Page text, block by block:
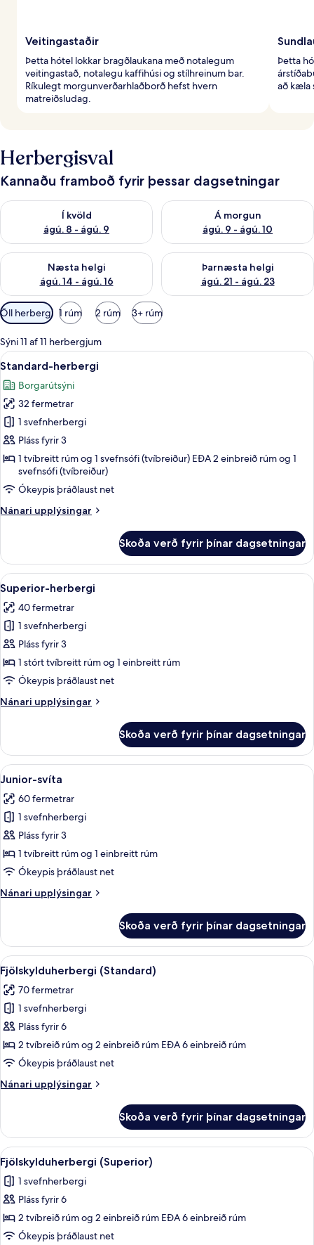
Veitingastaðir
Þetta hótel lokkar bragðlaukana með notalegum
veitingastað, notalegu kaffihúsi og stílhreinum bar.
Ríkulegt morgunverðarhlaðborð hefst hvern
matreiðsludag.
Þetta
að kæla
Herbergisval
Kannaðu framboð fyrir þessar dagsetningar
Í kvöld
ágú. 8 - ágú. 9
Athuga framboð í kvöld ágú. 8 - ágú. 9
Á morgun
ágú. 9 - ágú. 10
Athuga framboð á morgun
Næsta helgi
ágú. 14 - ágú. 16
Athuga framboð næstu helgi ágú. 14 - ágú. 16
Þarnæsta helgi
ágú. 21 - ágú. 23
Athuga framboð þarnæstu
Síur
í
boði
fyrir
herbergi
Öll herbergi 1 rúm 2 rúm 3+ rúm
Sýni 11 af 11 herbergjum
Skoða
allar
myndir
fyrir
Standard-
herbergi
Standard-herbergi | Rúmföt af
9
Standard-herbergi
Borgarútsýni
32 fermetrar
1 svefnherbergi
Pláss fyrir 3
1 tvíbreitt rúm og 1 svefnsófi (tvíbreiður) EÐA 2 einbreið rúm og 1
svefnsófi (tvíbreiður)
Ókeypis þráðlaust net
Nánari upplýsingar
Nánari
herbergi
Skoða verð fyrir þínar dagsetningar
Skoða
allar
myndir
fyrir
Superior-
herbergi
Superior-herbergi | Rúmföt af
9
Superior-herbergi
40 fermetrar
1 svefnherbergi
Pláss fyrir 3
1 stórt tvíbreitt rúm og 1 einbreitt rúm
Ókeypis þráðlaust net
Nánari upplýsingar
Nánari
herbergi
Skoða verð fyrir þínar dagsetningar
Skoða
allar
myndir
fyrir
Junior-
svíta
Junior-svíta | Rúmföt af bestu gerð,
13
Junior-svíta
60 fermetrar
1 svefnherbergi
Pláss fyrir 3
1 tvíbreitt rúm og 1 einbreitt rúm
Ókeypis þráðlaust net
Nánari upplýsingar
Nánari
svíta
Skoða verð fyrir þínar dagsetningar
Skoða
allar
myndir
fyrir
Fjölskylduherbergi
(Standard)
Rúmföt af bestu gerð, míníbar,
4
Fjölskylduherbergi (Standard)
70 fermetrar
1 svefnherbergi
Pláss fyrir 6
2 tvíbreið rúm og 2 einbreið rúm EÐA 6 einbreið rúm
Ókeypis þráðlaust net
Nánari upplýsingar
Nánari
(Standard)
Skoða verð fyrir þínar dagsetningar
Skoða
allar
myndir
fyrir
Fjölskylduherbergi
(Superior)
Rúmföt af bestu gerð, míníbar,
3
Fjölskylduherbergi (Superior)
1 svefnherbergi
Pláss fyrir 6
2 tvíbreið rúm og 2 einbreið rúm EÐA 6 einbreið rúm
Ókeypis þráðlaust net